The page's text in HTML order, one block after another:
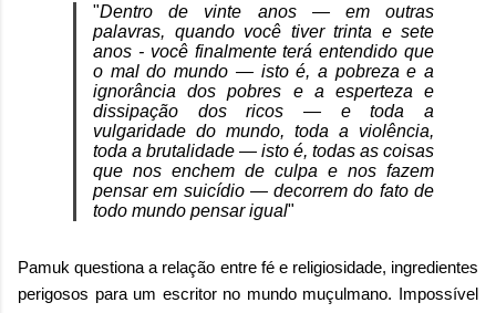
"Dentro de vinte anos — em outras
palavras, quando você tiver trinta e sete
anos - você finalmente terá entendido que
o mal do mundo — isto é, a pobreza e a
ignorância dos pobres e a esperteza e
dissipação dos ricos — e toda a
vulgaridade do mundo, toda a violência,
toda a brutalidade — isto é, todas as coisas
que nos enchem de culpa e nos fazem
pensar em suicídio — decorrem do fato de
todo mundo pensar igual"
Pamuk questiona a relação entre fé e religiosidade, ingredientes
perigosos para um escritor no mundo muçulmano. Impossível